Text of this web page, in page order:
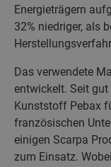
Energieträgern
32% niedriger, als
Das verwendete
entwickelt. Seit
Kunststoff Pebax
französischen
einigen Scarpa
zum Einsatz.